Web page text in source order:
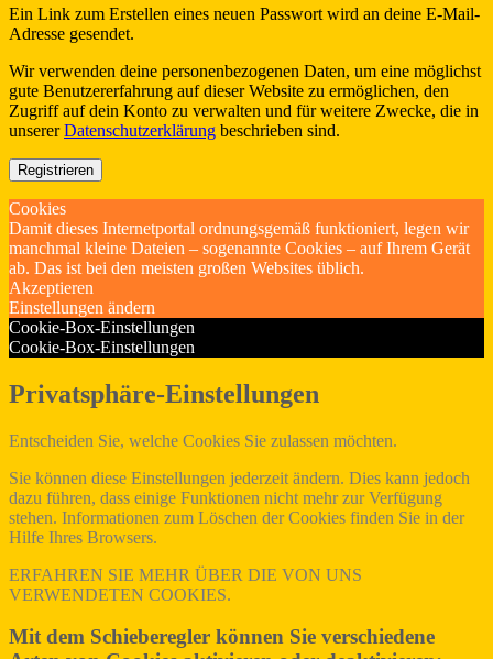
Ein Link zum Erstellen eines neuen Passwort wird an deine E-Mail-
Adresse gesendet.
Wir verwenden deine personenbezogenen Daten, um eine möglichst
gute Benutzererfahrung auf dieser Website zu ermöglichen, den
Zugriff auf dein Konto zu verwalten und für weitere Zwecke, die in
unsererDatenschutzerklärung beschrieben sind.
Registrieren
Cookies
Damit dieses Internetportal ordnungsgemäß funktioniert, legen wir
manchmal kleine Dateien – sogenannte Cookies – auf Ihrem Gerät
ab. Das ist bei den meisten großen Websites üblich.
Akzeptieren
Einstellungen ändern
Cookie-Box-Einstellungen
Cookie-Box-Einstellungen
Privatsphäre-Einstellungen
Entscheiden Sie, welche Cookies Sie zulassen möchten.
Sie können diese Einstellungen jederzeit ändern. Dies kann jedoch
dazu führen, dass einige Funktionen nicht mehr zur Verfügung
stehen. Informationen zum Löschen der Cookies finden Sie in der
Hilfe Ihres Browsers.
ERFAHREN SIE MEHR ÜBER DIE VON UNS
VERWENDETEN COOKIES.
Mit dem Schieberegler können Sie verschiedene